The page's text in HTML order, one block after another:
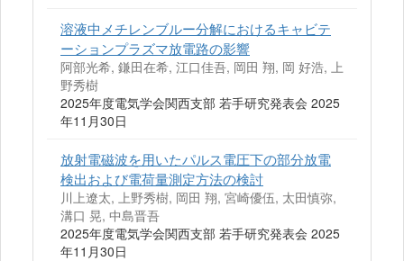
溶液中メチレンブルー分解におけるキャビテ
ーションプラズマ放電路の影響
阿部光希, 鎌田在希, 江口佳吾, 岡田 翔, 岡 好浩, 上
野秀樹
2025年度電気学会関西支部 若手研究発表会 2025
年11月30日
放射電磁波を用いたパルス電圧下の部分放電
検出および電荷量測定方法の検討
川上遼太, 上野秀樹, 岡田 翔, 宮崎優伍, 太田慎弥,
溝口 晃, 中島晋吾
2025年度電気学会関西支部 若手研究発表会 2025
年11月30日